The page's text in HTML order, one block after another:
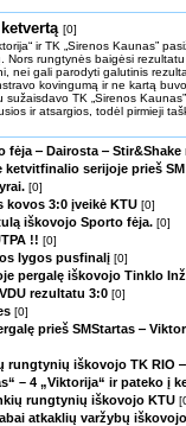
[0]
ir TK „Sirenos Kaunas”
rungtynės baigėsi rezultatu
nei gali parodyti galutinis
kovingumą ir ne kartą
TK „Sirenos
ir atsargios, todėl pirmieji
‒ Dairosta ‒ Stir&Shake
ketvitfinalio serijoje prieš
[0]
kovos 3:0 įveikė KTU [0]
iškovojo Sporto fėja. [0]
!! [0]
lygos pusfinalį [0]
pergalę iškovojo Tinklo
rezultatu 3:0 [0]
[0]
prieš SMStartas ‒
iškovojo TK RIO
– 4 „Viktorija“ ir pateko į
rungtynių iškovojo KTU
atkaklių varžybų